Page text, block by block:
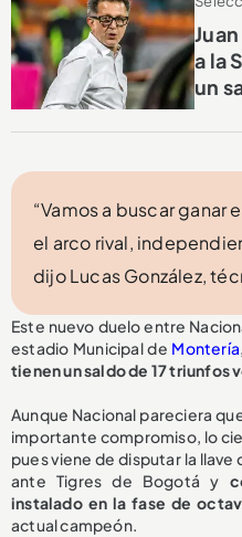
a la
un
“Vamos a buscar
el arco rival,
dijo Lucas González,
Este nuevo duelo entre
estadio Municipal de Montería,
tienen un saldo de 17 triunfos
Aunque Nacional pareciera
importante compromiso, lo
pues viene de disputar la llave
ante Tigres de Bogotá y
instalado en la fase de
actual campeón.